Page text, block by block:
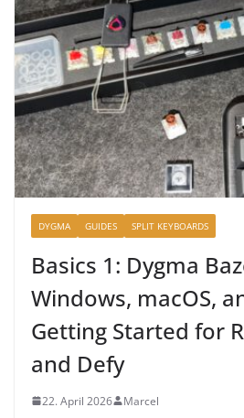
DYGMA GUIDES SPLIT KEYBOARDS
Basics 1: Dygma
Windows, macOS,
Getting Started for
and Defy
22. April 2026 Marcel